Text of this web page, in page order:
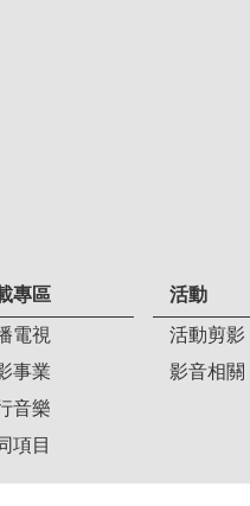
專區
電視
事業
音樂
項目
活動
活動剪影
影音相關